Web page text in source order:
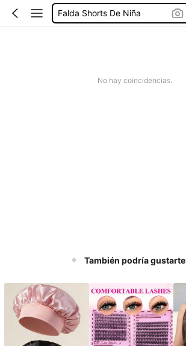
Falda Shorts De Niña
No hay coincidencias.
También podría gustarte